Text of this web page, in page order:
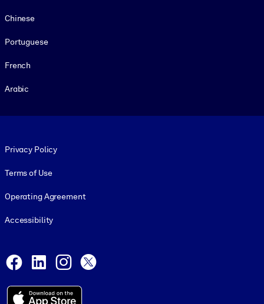
Chinese
Portuguese
French
Arabic
Privacy Policy
Terms of Use
Operating Agreement
Accessibility
Facebook
LinkedInInstagram